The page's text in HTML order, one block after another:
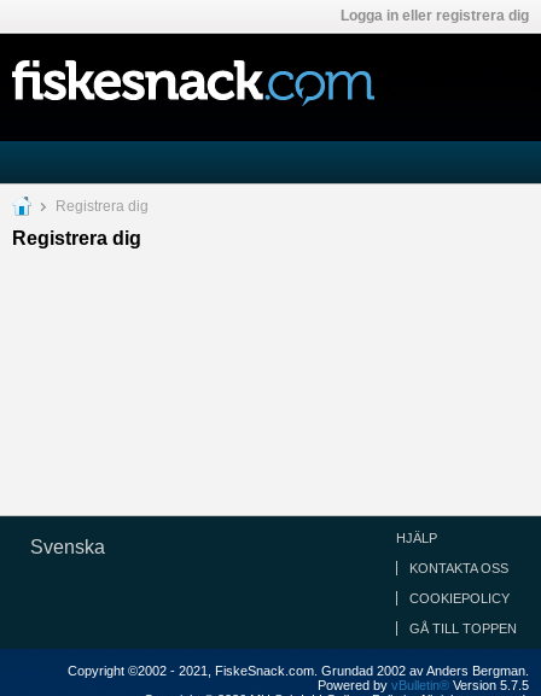
Logga in eller registrera dig
Registrera dig
Registrera dig
Svenska HJÄLP
KONTAKTA OSS
COOKIEPOLICY
GÅ TILL TOPPEN
Copyright ©2002 - 2021, FiskeSnack.com. Grundad 2002 av Anders Bergman.
Powered by vBulletin® Version 5.7.5